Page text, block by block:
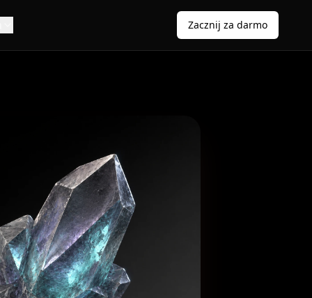
Zacznij za darmo